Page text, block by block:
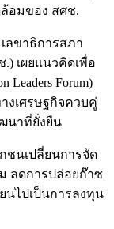
อมของ สศช.
ลขาธิการสภา
เผยแนวคิดเพื่อ
Leaders Forum)
งเศรษฐกิจควบคู่
นาที่ยั่งยืน
ชนเปลี่ยนการจัด
ลดการปล่อยก๊าซ
นไปเป็นการลงทุน